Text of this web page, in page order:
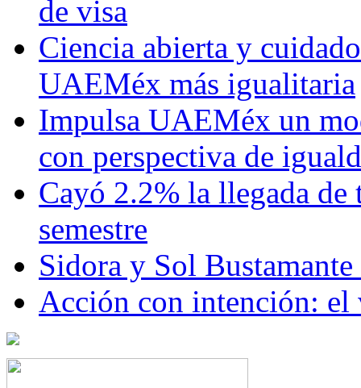
de visa
Ciencia abierta y
UAEMéx más igualitaria
Impulsa UAEMéx un
con perspectiva de
Cayó 2.2% la llegada de
semestre
Sidora y Sol
Acción con intención: el